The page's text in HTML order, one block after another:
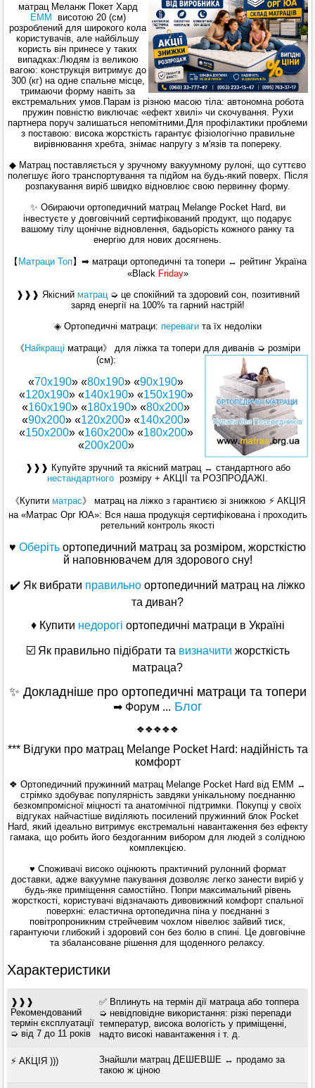
матрац Меланж Покет Хард
ЕММ висотою 20 (см)
розроблений для широкого кола
користувачів, але найбільшу
користь він принесе у таких
випадках:Людям із великою
вагою: конструкція витримує до
300 (кг) на одне спальне місце,
тримаючи форму навіть за
екстремальних умов.Парам із різною масою тіла: автономна робота
пружин повністю виключає «ефект хвилі» чи скочування. Рухи
партнера поруч залишаться непомітними.Для профілактики проблеми
з поставою: висока жорсткість гарантує фізіологічно правильне
вирівнювання хребта, знімає напругу з м'язів та попереку.
◆ Матрац поставляється у зручному вакуумному рулоні, що суттєво
полегшує його транспортування та підйом на будь-який поверх. Після
розпакування виріб швидко відновлює свою первинну форму.
✨ Обираючи ортопедичний матрац Melange Pocket Hard, ви
інвестуєте у довговічний сертифікований продукт, що подарує
вашому тілу щонічне відновлення, бадьорість кожного ранку та
енергію для нових досягнень.
【 Матраци Топ】 ➡ матраци ортопедичні та топери ↔ рейтинг Україна
«Black Friday»
❱❱❱ Якісний матрац➭ це спокійний та здоровий сон, позитивний
заряд енергії на 100% та гарний настрій!
◈ Ортопедичні матраци: перевагита їх недоліки
《 Найкращі матраци》 для ліжка та топери для диванів ➭ розміри
(см):
«70х190» «80х190» «90х190»
«120x190» «140х190» «150x190»
«160x190» «180x190» «80x200»
«90x200» «120x200» «140x200»
«150x200» «160х200» «180х200»
«200x200»
❱❱❱ Купуйте зручний та якісний матрац ↔ стандартного або
нестандартного розміру + АКЦІЇ та РОЗПРОДАЖІ.
《Купити матрас》 матрац на ліжко з гарантиєю зі знижкою ⚡ АКЦІЯ
на «Матраc Орг ЮА»: Вся наша продукція сертифікована і проходить
ретельний контроль якості
♥ Оберіть ортопедичний матрац за розміром, жорсткістю
й наповнювачем для здорового сну!
✔️ Як вибрати правильно ортопедичний матрац на ліжко
та диван?
♦ Купити недорогі ортопедичні матраци в Україні
☑️ Як правильно підібрати та визначити жорсткість
матраца?
✨ Докладніше про ортопедичні матраци та топери
➡ Форум ... Блог
❖❖❖❖❖
*** Відгуки про матрац Melange Pocket Hard: надійність та
комфорт
❖ Ортопедичний пружинний матрац Melange Pocket Hard від EMM ↔
стрімко здобуває популярність завдяки унікальному поєднанню
безкомпромісної міцності та анатомічної підтримки. Покупці у своїх
відгуках найчастіше виділяють посилений пружинний блок Pocket
Hard, який ідеально витримує екстремальні навантаження без ефекту
гамака, що робить його бездоганним вибором для людей з солідною
комплекцією.
♥ Споживачі високо оцінюють практичний рулонний формат
доставки, адже вакуумне пакування дозволяє легко занести виріб у
будь-яке приміщення самостійно. Попри максимальний рівень
жорсткості, користувачі відзначають дивовижний комфорт спальної
поверхні: еластична ортопедична піна у поєднанні з
повітропроникним стрейчевим чохлом нівелює зайвий тиск,
гарантуючи глибокий і здоровий сон без болю в спині. Це довговічне
та збалансоване рішення для щоденного релаксу.
Характеристики
❱❱❱
Рекомендований
термін єксплуатації
➭ від 7 до 11 років
✅ Вплинуть на термін дії матраца або топпера
➭ невідповідне використання: різкі перепади
температур, висока вологість у приміщенні,
надто високі навантаження і т. д.
⚡ АКЦІЯ )))
Знайшли матрац ДЕШЕВШЕ ↔ продамо за
такою ж ціною